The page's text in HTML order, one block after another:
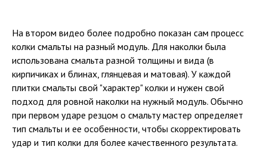
На втором видео более подробно показан сам процесс
колки смальты на разный модуль. Для наколки была
использована смальта разной толщины и вида (в
кирпичиках и блинах, глянцевая и матовая). У каждой
плитки смальты свой "характер" колки и нужен свой
подход для ровной наколки на нужный модуль. Обычно
при первом ударе резцом о смальту мастер определяет
тип смальты и ее особенности, чтобы скорректировать
удар и тип колки для более качественного результата.